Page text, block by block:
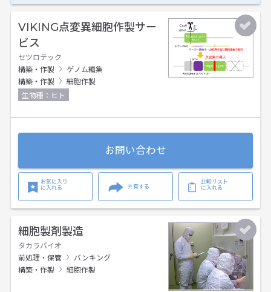
VIKING点変異細胞作製サー
ビス
セツロテック
構築・作製
ゲノム編集
構築・作製
細胞作製
生物種：ヒト
お問い合わせ
お気に入り
に入れる
共有する
比較リスト
に入れる
細胞製剤製造
タカラバイオ
前処理・保管
バンキング
構築・作製
細胞作製